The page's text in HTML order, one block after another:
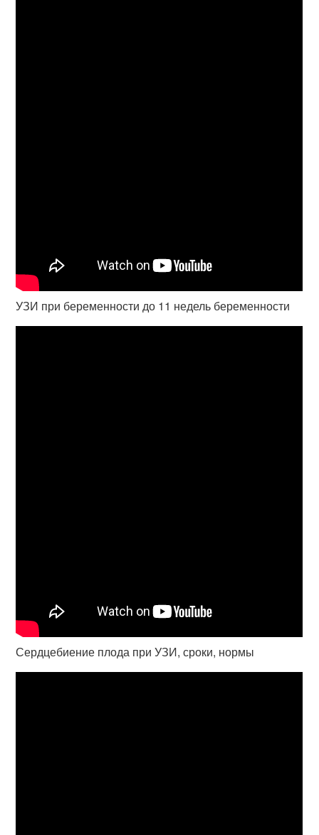
УЗИ при беременности до 11 недель беременности
Сердцебиение плода при УЗИ, сроки, нормы